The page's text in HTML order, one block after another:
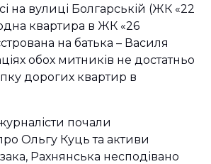
на вулиці Болгарській (ЖК «22
квартира в ЖК «26
на батька – Василя
обох митників не достатньо
дорогих квартир в
почали
Ольгу Куць та активи
Рахнянська несподівано